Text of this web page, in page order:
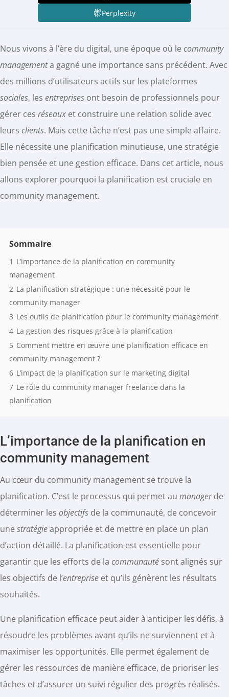
Perplexity
Nous vivons à l’ère du digital, une époque où lecommunity
managementa gagné une importance sans précédent. Avec
des millions d’utilisateurs actifs sur les plateformes
sociales, les entreprises ont besoin de professionnels pour
gérer ces réseaux et construire une relation solide avec
leurs clients. Mais cette tâche n’est pas une simple affaire.
Elle nécessite une planification minutieuse, une stratégie
bien pensée et une gestion efficace. Dans cet article, nous
allons explorer pourquoi la planification est cruciale en
community management.
Sommaire
1 L’importance de la planification en community
management
2 La planification stratégique : une nécessité pour le
community manager
3 Les outils de planification pour le community management
4 La gestion des risques grâce à la planification
5 Comment mettre en œuvre une planification efficace en
community management ?
6 L’impact de la planification sur le marketing digital
7 Le rôle du community manager freelance dans la
planification
L’importance de la planification en
community management
Au cœur du community management se trouve la
planification. C’est le processus qui permet au managerde
déterminer les objectifs de la communauté, de concevoir
unestratégieappropriée et de mettre en place un plan
d’action détaillé. La planification est essentielle pour
garantir que les efforts de la communauté sont alignés sur
les objectifs de l’entreprise et qu’ils génèrent les résultats
souhaités.
Une planification efficace peut aider à anticiper les défis, à
résoudre les problèmes avant qu’ils ne surviennent et à
maximiser les opportunités. Elle permet également de
gérer les ressources de manière efficace, de prioriser les
tâches et d’assurer un suivi régulier des progrès réalisés.